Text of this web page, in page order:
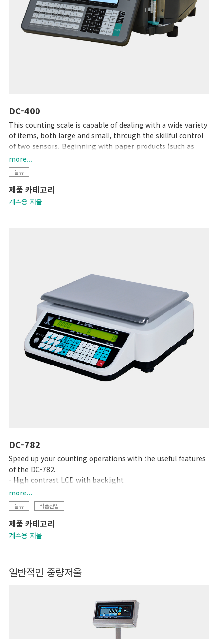
DC-400
This counting scale is capable of dealing with a wide variety
of items, both large and small, through the skillful control
of two sensors. Beginning with paper products (such as
flyers), steel, plastic, and wrapping materials, it can count
almost anything that you would want to count. After your
items are counted, an internal printer prints out labels that
can be used as inventory labels when attached to the
counted items.
more...
물류
제품 카테고리
계수용 저울
DC-782
Speed up your counting operations with the useful features
of the DC-782.
- High contrast LCD with backlight
- Compact designed
- 10 preset keys
- 25 item memory
more...
물류 식품산업
제품 카테고리
계수용 저울
일반적인 중량저울